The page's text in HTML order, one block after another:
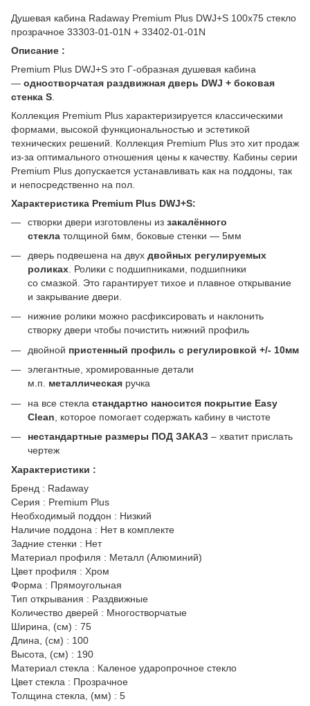
Душевая кабина Radaway Premium Plus DWJ+S 100x75 стекло
прозрачное 33303-01-01N + 33402-01-01N
Описание :
Premium Plus DWJ+S это Г-образная душевая кабина
— одностворчатая раздвижная дверь DWJ + боковая
стенка S
Коллекция Premium Plus характеризируется классическими
формами, высокой функциональностью и эстетикой
технических решений. Коллекция Premium Plus это хит продаж
из-за оптимального отношения цены к качеству. Кабины серии
Premium Plus допускается устанавливать как на поддоны, так
и непосредственно на пол.
Характеристика Premium Plus DWJ+S:
створки двери изготовлены из закалённого
стекла толщиной 6мм, боковые стенки — 5мм
дверь подвешена на двух двойных регулируемых
роликах . Ролики с подшипниками, подшипники
со смазкой. Это гарантирует тихое и плавное открывание
и закрывание двери.
нижние ролики можно расфиксировать и наклонить
створку двери чтобы почистить нижний профиль
двойной пристенный профиль с регулировкой +/- 10мм
элегантные, хромированные детали
м.п. металлическая ручка
на все стекла стандартно наносится покрытие Easy
Clean , которое помогает содержать кабину в чистоте
нестандартные размеры ПОД ЗАКАЗ – хватит прислать
чертеж
Характеристики :
Бренд : Radaway
Серия : Premium Plus
Необходимый поддон : Низкий
Наличие поддона : Нет в комплекте
Задние стенки : Нет
Материал профиля : Металл (Алюминий)
Цвет профиля : Хром
Форма : Прямоугольная
Тип открывания : Раздвижные
Количество дверей : Многостворчатые
Ширина, (см) : 75
Длина, (см) : 100
Высота, (см) : 190
Материал стекла : Каленое ударопрочное стекло
Цвет стекла : Прозрачное
Толщина стекла, (мм) : 5